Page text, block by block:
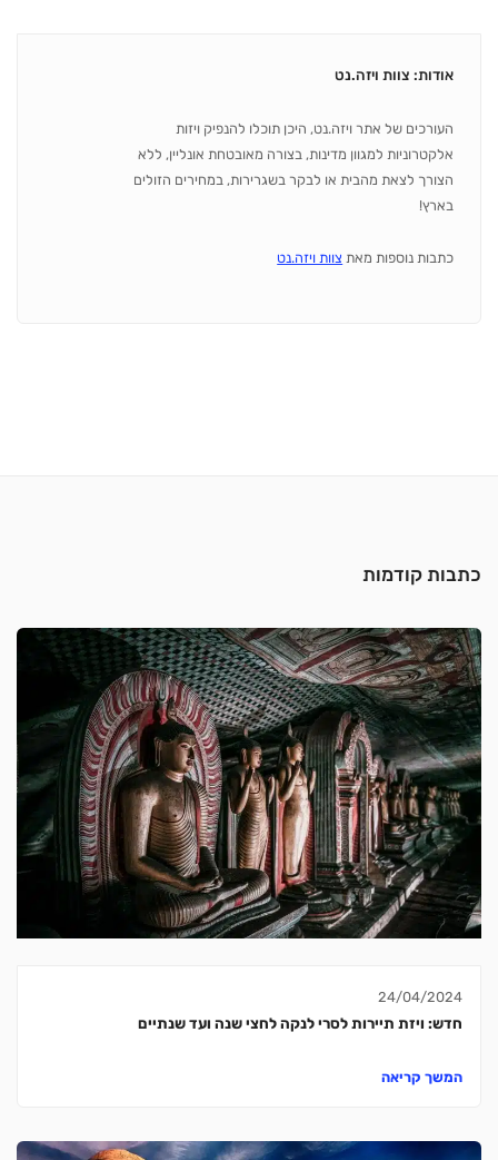
אודות: צוות ויזה.נט
העורכים של אתר ויזה.נט, היכן תוכלו להנפיק ויזות
אלקטרוניות למגוון מדינות, בצורה מאובטחת אונליין, ללא
הצורך לצאת מהבית או לבקר בשגרירות, במחירים הזולים
בארץ!
כתבות נוספות מאת צוות ויזה.נט
כתבות קודמות
24/04/2024
חדש: ויזת תיירות לסרי לנקה לחצי שנה ועד שנתיים
המשך קריאה